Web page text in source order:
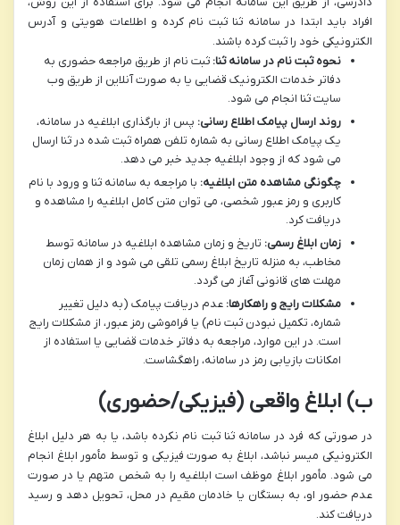
افراد باید ابتدا در سامانه ثنا ثبت نام کرده و اطلاعات هویتی و آدرس
الکترونیکی خود را ثبت کرده باشند.
نحوه ثبت نام در سامانه ثنا: ثبت نام از طریق مراجعه حضوری به
دفاتر خدمات الکترونیک قضایی یا به صورت آنلاین از طریق وب
سایت ثنا انجام می شود.
روند ارسال پیامک اطلاع رسانی: پس از بارگذاری ابلاغیه در سامانه،
یک پیامک اطلاع رسانی به شماره تلفن همراه ثبت شده در ثنا ارسال
می شود که از وجود ابلاغیه جدید خبر می دهد.
چگونگی مشاهده متن ابلاغیه: با مراجعه به سامانه ثنا و ورود با نام
کاربری و رمز عبور شخصی، می توان متن کامل ابلاغیه را مشاهده و
دریافت کرد.
زمان ابلاغ رسمی: تاریخ و زمان مشاهده ابلاغیه در سامانه توسط
مخاطب، به منزله تاریخ ابلاغ رسمی تلقی می شود و از همان زمان
مهلت های قانونی آغاز می گردد.
مشکلات رایج و راهکارها: عدم دریافت پیامک (به دلیل تغییر
شماره، تکمیل نبودن ثبت نام) یا فراموشی رمز عبور، از مشکلات رایج
است. در این موارد، مراجعه به دفاتر خدمات قضایی یا استفاده از
امکانات بازیابی رمز در سامانه، راهگشاست.
ب) ابلاغ واقعی (فیزیکی/حضوری)
در صورتی که فرد در سامانه ثنا ثبت نام نکرده باشد، یا به هر دلیل ابلاغ
الکترونیکی میسر نباشد، ابلاغ به صورت فیزیکی و توسط مأمور ابلاغ انجام
می شود. مأمور ابلاغ موظف است ابلاغیه را به شخص متهم یا در صورت
عدم حضور او، به بستگان یا خادمان مقیم در محل، تحویل دهد و رسید
دریافت کند.